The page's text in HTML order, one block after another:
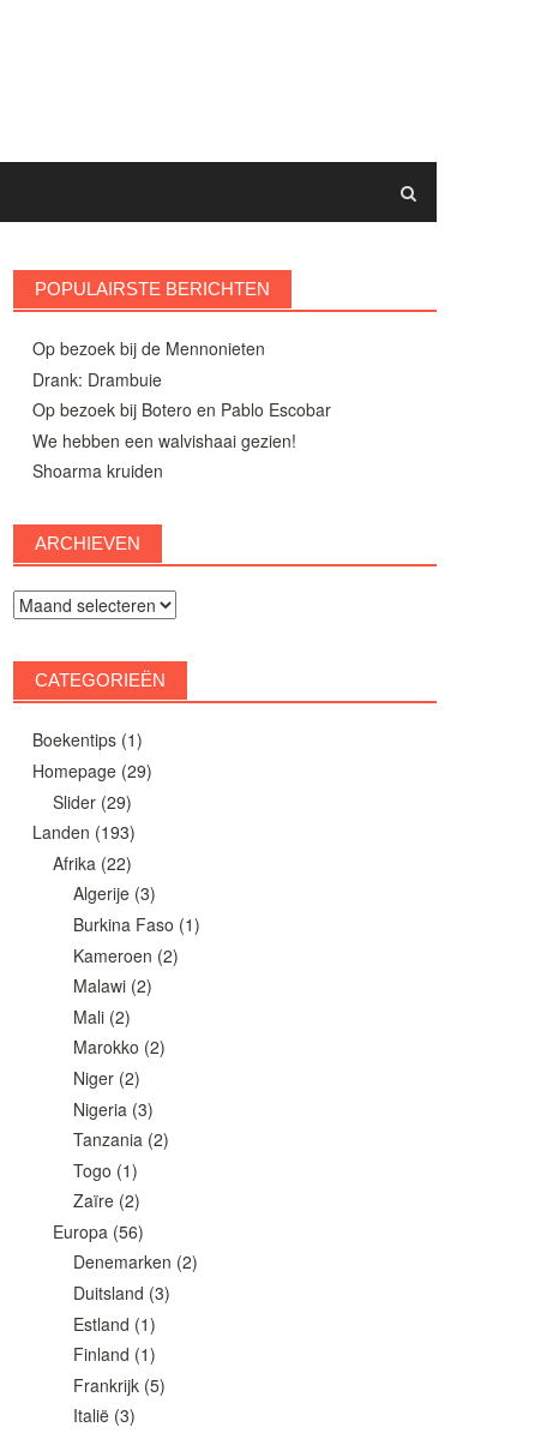
POPULAIRSTE BERICHTEN
Op bezoek bij de Mennonieten
Drank: Drambuie
Op bezoek bij Botero en Pablo Escobar
We hebben een walvishaai gezien!
Shoarma kruiden
ARCHIEVEN
Archieven
CATEGORIEËN
Boekentips (1)
Homepage (29)
Slider (29)
Landen (193)
Afrika (22)
Algerije (3)
Burkina Faso (1)
Kameroen (2)
Malawi (2)
Mali (2)
Marokko (2)
Niger (2)
Nigeria (3)
Tanzania (2)
Togo (1)
Zaïre (2)
Europa (56)
Denemarken (2)
Duitsland (3)
Estland (1)
Finland (1)
Frankrijk (5)
Italië (3)